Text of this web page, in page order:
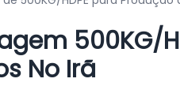
500KG/
No Irã